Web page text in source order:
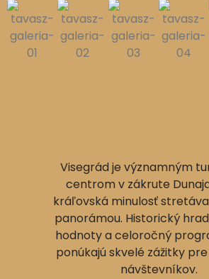
Visegrád je významným
centrom v zákrute
kráľovská minulosť stretáva
panorámou. Historický
hodnoty a celoročný
ponúkajú skvelé zážitky
návštevníkov.